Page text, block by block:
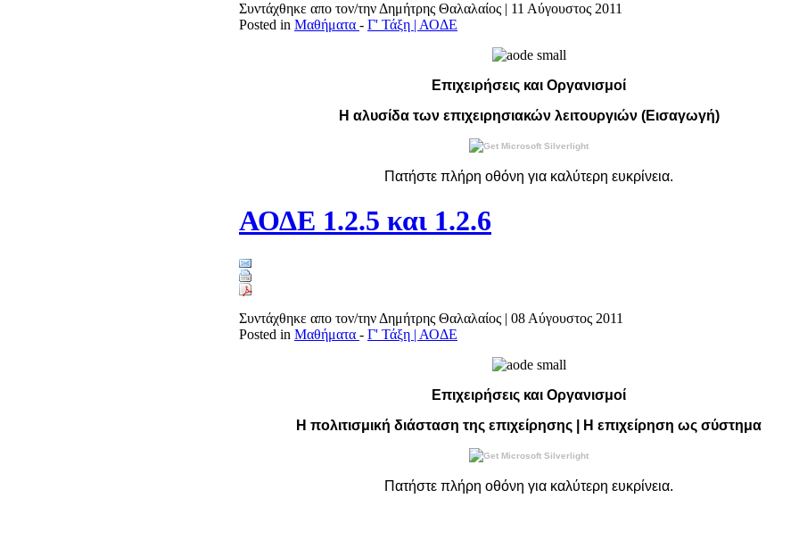
Συντάχθηκε απο τον/την Δημήτρης Θαλαλαίος | 11 Αύγουστος 2011
Posted in Μαθήματα - Γ' Τάξη | ΑΟΔΕ
Επιχειρήσεις και Οργανισμοί
Η αλυσίδα των επιχειρησιακών λειτουργιών (Εισαγωγή)
Πατήστε πλήρη οθόνη για καλύτερη ευκρίνεια.
ΑΟΔΕ 1.2.5 και 1.2.6
Συντάχθηκε απο τον/την Δημήτρης Θαλαλαίος | 08 Αύγουστος 2011
Posted in Μαθήματα - Γ' Τάξη | ΑΟΔΕ
Επιχειρήσεις και Οργανισμοί
Η πολιτισμική διάσταση της επιχείρησης | Η επιχείρηση ως σύστημα
Πατήστε πλήρη οθόνη για καλύτερη ευκρίνεια.